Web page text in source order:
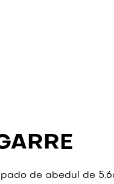
de abedul de